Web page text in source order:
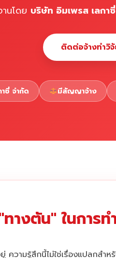
านโดย บริษัท อิมเพรส เลกา
ติดต่อจ้างทำวิ
ซี่ จำกัด มีสัญญาจ้าง
างตัน" ในการ
ความรู้สึกนี้ไม่ใช่เรื่องแปลกส